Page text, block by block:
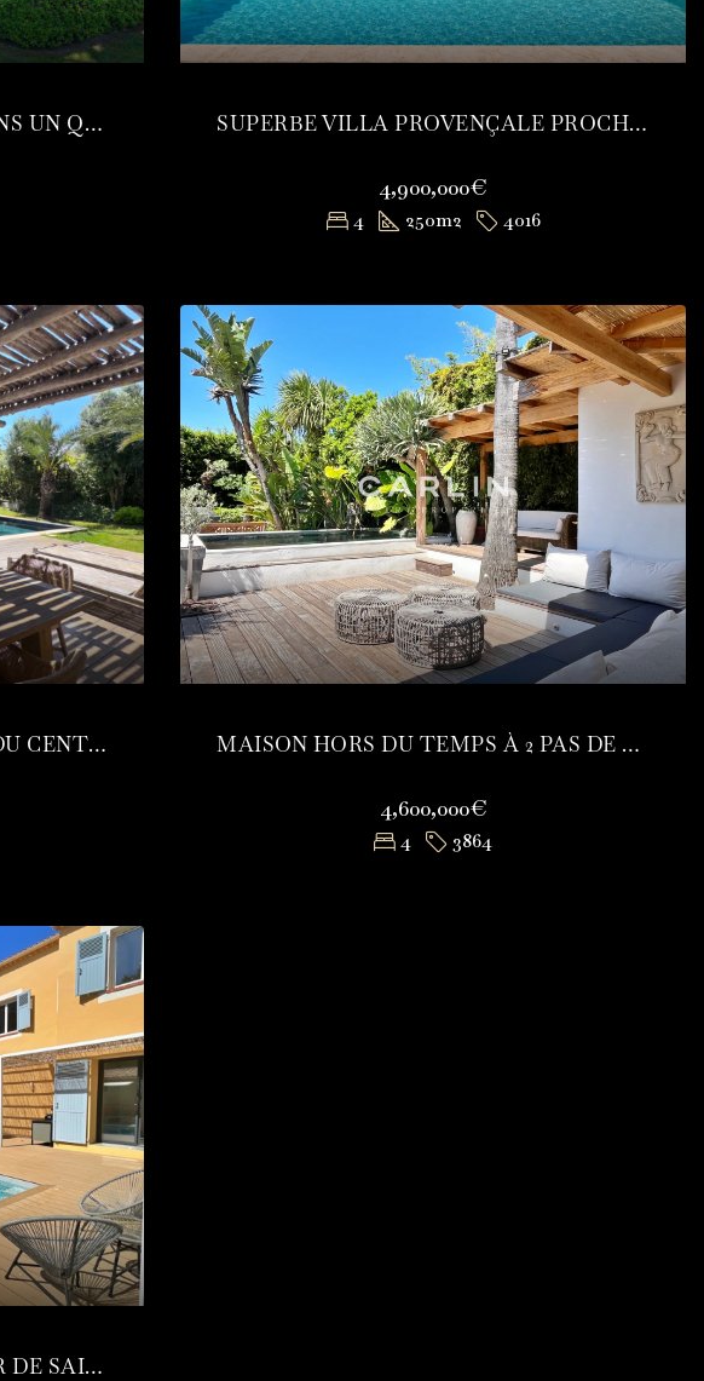
PROPRIÉTÉ D’EXCEPTION DANS UN QUARTIER RECHERCHÉ SUPERBE VILLA PROVENÇALE PROCHE CENTRE ET PLAGES
4,900,000€
4 250m2 4016
SUPERBE VILLA À DEUX PAS DU CENTRE DE SAINT-TROPEZ MAISON HORS DU TEMPS À 2 PAS DE LA PLACE DES LICES
4,600,000€
4 3864
VILLA D’EXCEPTION AU CŒUR DE SAINT-TROPEZ